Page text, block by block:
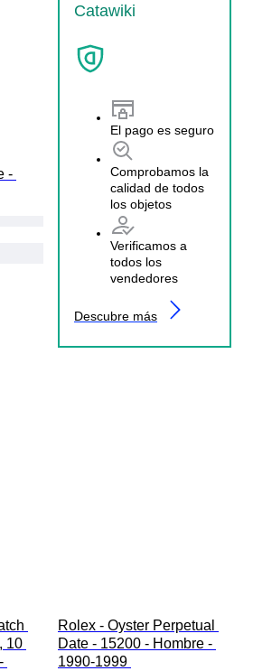
Catawiki
El pago es seguro
Comprobamos la
calidad de todos
los objetos
Verificamos a
todos los
vendedores
Descubre más
-
10
Rolex - Oyster Perpetual
Date - 15200 - Hombre -
1990-1999